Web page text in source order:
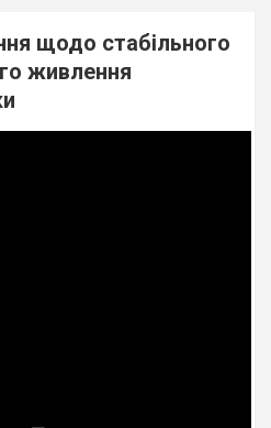
щодо стабільного
живлення